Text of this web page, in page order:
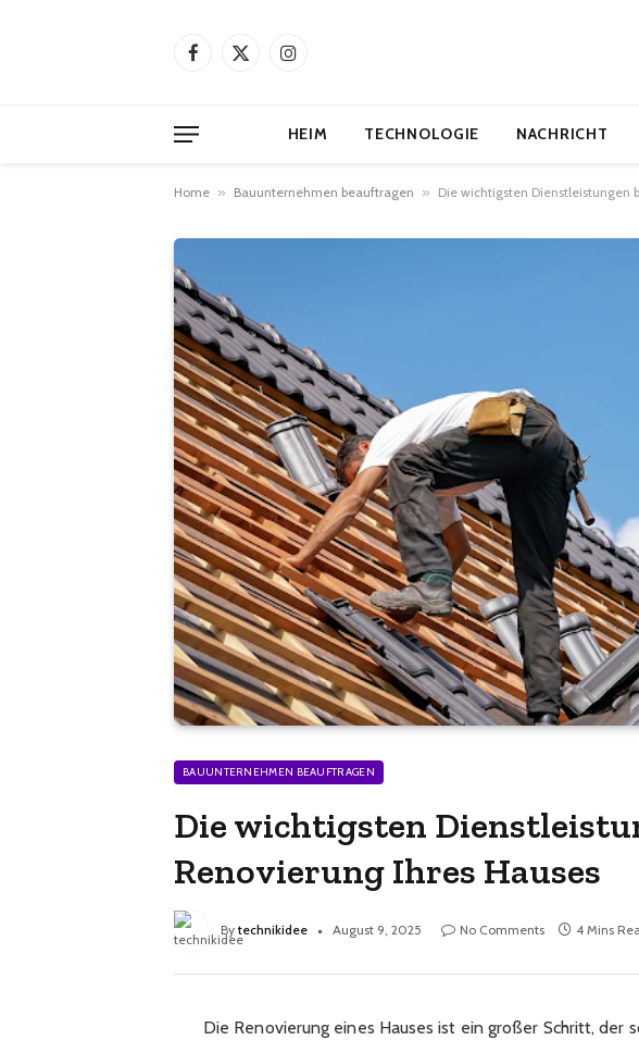
Facebook
X
Instagram
HEIM TECHNOLOGIE NACHRICHT
Home » Bauunternehmen beauftragen » Die wichtigsten Dienstleistungen
BAUUNTERNEHMEN BEAUFTRAGEN
Die wichtigsten
Renovierung Ihres Hauses
By technikidee August 9, 2025 No Comments 4 Mins
Die Renovierung eines Hauses ist ein großer Schritt, der